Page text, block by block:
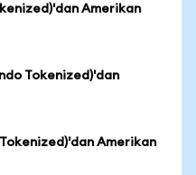
Amerikan
Tokenized)'dan
Amerikan